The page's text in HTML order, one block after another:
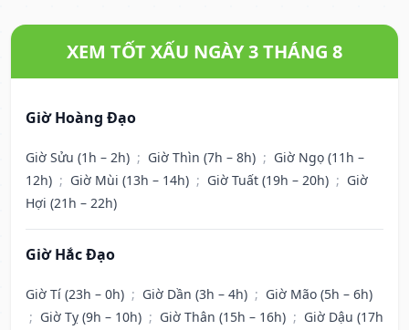
XEM TỐT XẤU NGÀY 3 THÁNG 8
Giờ Hoàng Đạo
Giờ Sửu (1h – 2h) ; Giờ Thìn (7h – 8h) ; Giờ Ngọ (11h –
12h) ; Giờ Mùi (13h – 14h) ; Giờ Tuất (19h – 20h) ; Giờ
Hợi (21h – 22h)
Giờ Hắc Đạo
Giờ Tí (23h – 0h) ; Giờ Dần (3h – 4h) ; Giờ Mão (5h – 6h)
; Giờ Tỵ (9h – 10h) ; Giờ Thân (15h – 16h) ; Giờ Dậu (17h